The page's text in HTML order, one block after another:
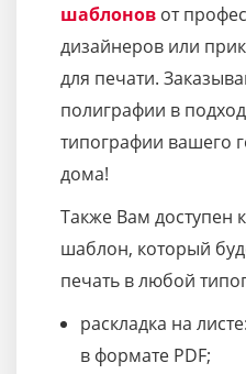
шаблонов от
дизайнеров или
для печати.
полиграфии в
типографии вашего
дома!
Также Вам доступен
шаблон, который
печать в любой
раскладка на листе:
в формате PDF;